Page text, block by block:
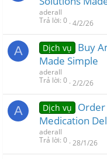
aderall
Trả lời 0 4/2/26
A Dịch vụ
Buy
Made Simple
aderall
Trả lời 0 2/2/26
A Dịch vụ
Medication
aderall
Trả lời 0 28/1/26